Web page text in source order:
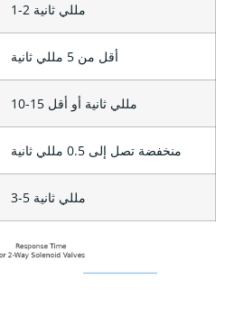
1-2 مللي ثانية
أقل من 5 مللي ثانية
10-15 مللي ثانية أو أقل
منخفضة تصل إلى 0.5 مللي ثانية
3-5 مللي ثانية